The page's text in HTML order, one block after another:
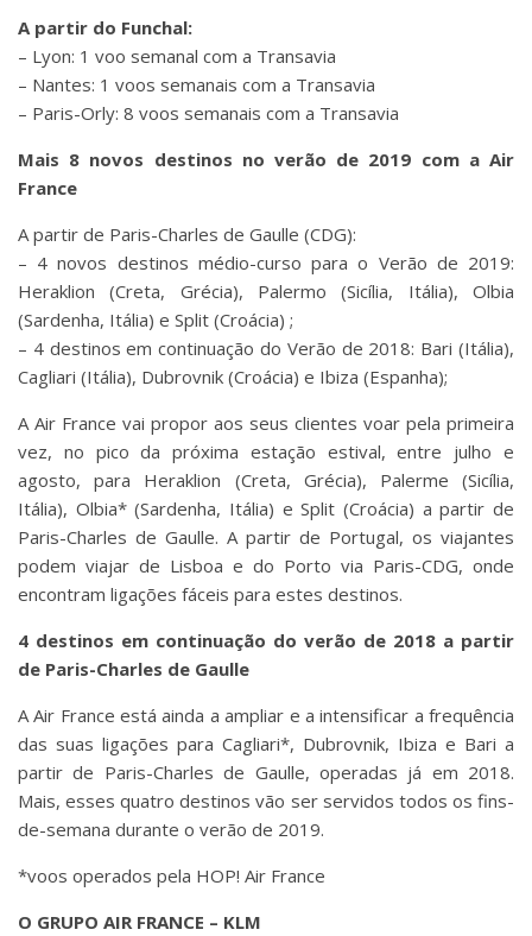
A partir do Funchal:
– Lyon: 1 voo semanal com a Transavia
– Nantes: 1 voos semanais com a Transavia
– Paris-Orly: 8 voos semanais com a Transavia
Mais 8 novos destinos no verão de 2019 com a Air
France
A partir de Paris-Charles de Gaulle (CDG):
– 4 novos destinos médio-curso para o Verão de 2019:
Heraklion (Creta, Grécia), Palermo (Sicília, Itália), Olbia
(Sardenha, Itália) e Split (Croácia) ;
– 4 destinos em continuação do Verão de 2018: Bari (Itália),
Cagliari (Itália), Dubrovnik (Croácia) e Ibiza (Espanha);
A Air France vai propor aos seus clientes voar pela primeira
vez, no pico da próxima estação estival, entre julho e
agosto, para Heraklion (Creta, Grécia), Palerme (Sicília,
Itália), Olbia* (Sardenha, Itália) e Split (Croácia) a partir de
Paris-Charles de Gaulle. A partir de Portugal, os viajantes
podem viajar de Lisboa e do Porto via Paris-CDG, onde
encontram ligações fáceis para estes destinos.
4 destinos em continuação do verão de 2018 a partir
de Paris-Charles de Gaulle
A Air France está ainda a ampliar e a intensificar a frequência
das suas ligações para Cagliari*, Dubrovnik, Ibiza e Bari a
partir de Paris-Charles de Gaulle, operadas já em 2018.
Mais, esses quatro destinos vão ser servidos todos os fins-
de-semana durante o verão de 2019.
*voos operados pela HOP! Air France
O GRUPO AIR FRANCE – KLM